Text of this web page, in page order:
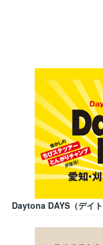
Daytona DAYS（デイト